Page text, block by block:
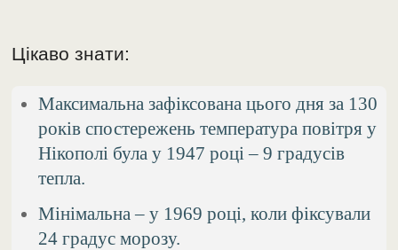
Цікаво знати:
Максимальна зафіксована цього дня за 130
років спостережень температура повітря у
Нікополі була у 1947 році – 9 градусів
тепла.
Мінімальна – у 1969 році, коли фіксували
24 градус морозу.